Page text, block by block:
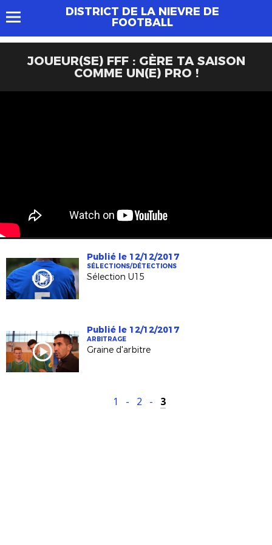
DISTRICT DE LA NIEVRE DE
FOOTBALL
JOUEUR(SE) FFF : GÈRE TA SAISON
COMME UN(E) PRO !
Publié le 12/12/2017
SÉLECTIONS/DÉTECTIONS
Sélection U15
Publié le 12/12/2017
ARBITRAGE
Graine d'arbitre
1 - 2 - 3